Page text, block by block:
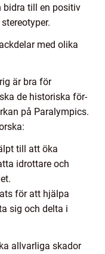
till en positiv
med olika
är bra för
de historiska för-
på Paralympics.
till att öka
idrottare och
för att hjälpa
sig och delta i
allvarliga skador